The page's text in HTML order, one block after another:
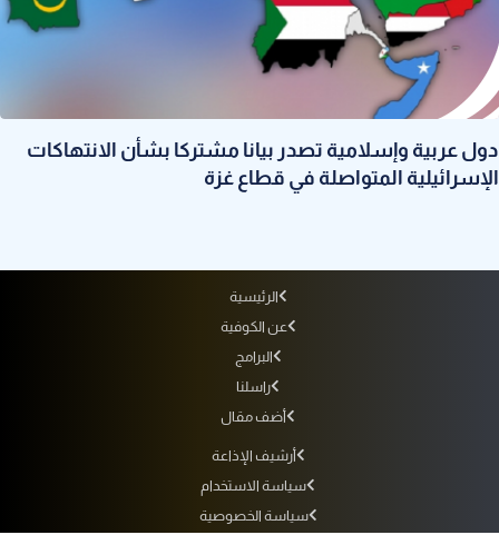
دول عربية وإسلامية تصدر بيانا مشتركا بشأن الانتهاكات
الإسرائيلية المتواصلة في قطاع غزة
الرئيسية
عن الكوفية
البرامج
راسلنا
أضف مقال
أرشيف الإذاعة
سياسة الاستخدام
سياسة الخصوصية